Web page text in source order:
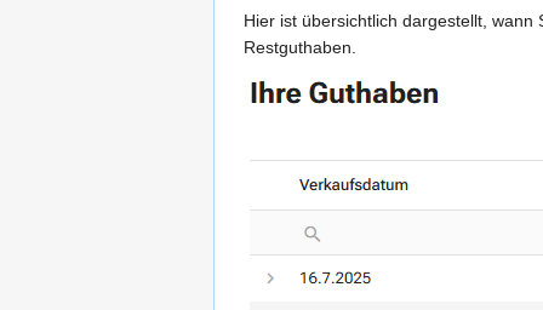
Hier ist übersichtlich dargestellt,
Restguthaben.